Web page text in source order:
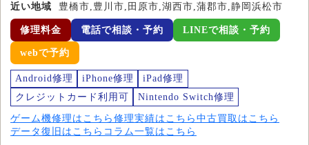
近い地域
豊橋市,豊川市,田原市,湖西市,蒲郡市,静岡浜松市
修理料金 電話で相談・予約 LINEで相談・予約
webで予約
Android修理 iPhone修理
iPad修理
クレジットカード利用可
Nintendo Switch修理
ゲーム機修理はこちら 修理実績はこちら 中古買取はこちら
データ復旧はこちら コラム一覧はこちら